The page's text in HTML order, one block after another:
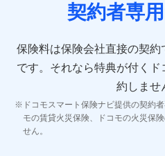
10.受託業務の 個人情報
11.マイカー通勤管理クラウ
ビスに関してのお問い合わせ
各種お問い合わせに対応するた
当社のサービスに関する情報提
をお送りするため
契約者専
保険料は保険会社直接の契
です。 それなら特典が付く
約しませ
ドコモスマート保険ナビ提供の契約
モの賃貸火災保険、ドコモの火災保
せん。